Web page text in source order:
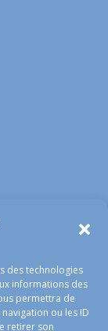
des technologies
informations des
permettra de
ou les ID
retirer son